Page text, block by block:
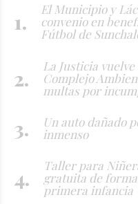
El Municipio y
convenio en
Fútbol de
La Justicia
Complejo
multas por
Un auto dañado
inmenso
Taller para
gratuita de
primera infancia